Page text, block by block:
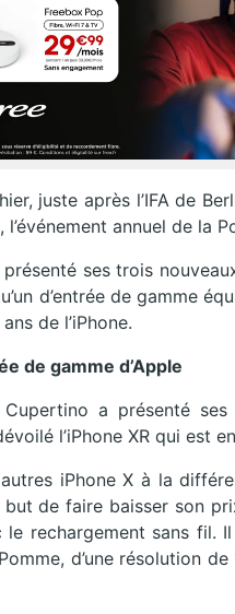
juste après l’IFA de
annuel de la
ses trois
d’entrée de gamme
de l’iPhone.
de gamme d’Apple
Cupertino a présenté
l’iPhone XR qui est
iPhone X à la
de faire baisser son
rechargement sans fil.
d’une résolution